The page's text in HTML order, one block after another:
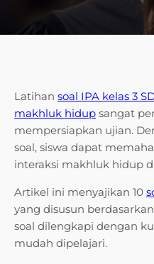
Latihan soal IPA kelas 3
makhluk hidup sangat
mempersiapkan ujian.
soal, siswa dapat
interaksi makhluk hidup
Artikel ini menyajikan 10
yang disusun berdasarkan
soal dilengkapi dengan
mudah dipelajari.